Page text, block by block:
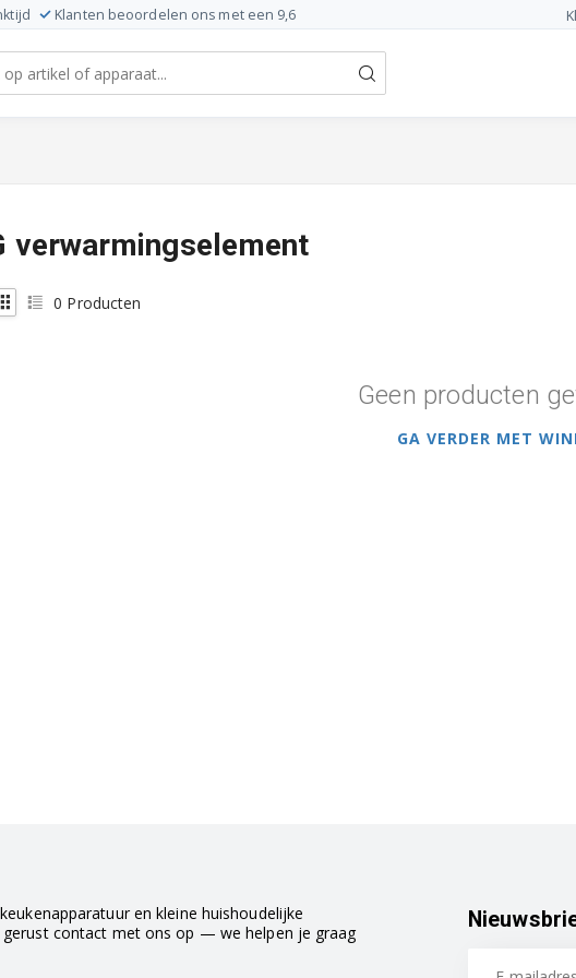
Klanten beoordelen ons met een 9,6
verwarmingselement
0 Producten
Geen producten
GA VERDER MET
en kleine huishoudelijke
contact met ons op — we helpen je graag